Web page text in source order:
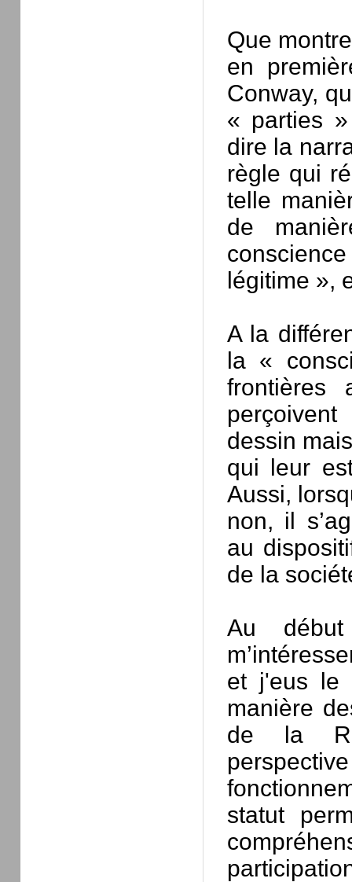
Que
en
Conway,
« parties »
dire la
règle qui
telle
de
légitime »,
A la
la «
frontières
dessin
qui leur
Aussi,
non, il
au
de la
Au
et j'eus le
manière
de la
statut